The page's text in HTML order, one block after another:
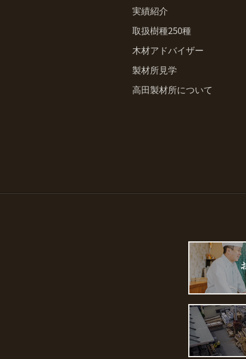
実績紹介
取扱樹種250種
木材アドバイザー
製材所見学
高田製材所について